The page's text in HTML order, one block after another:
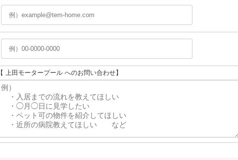
【 上田モータープール へのお問い合わせ】